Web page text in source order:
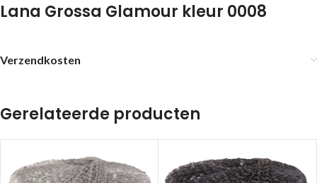
Lana Grossa Glamour kleur 0008
Verzendkosten
Gerelateerde producten